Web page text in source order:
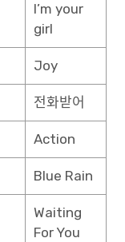
I’m your
girl
Joy
전화받어
Action
Blue Rain
Waiting
For You